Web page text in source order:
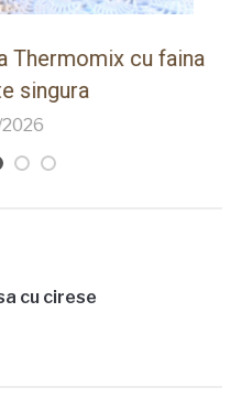
Thermomix cu faina
singura
cu cirese